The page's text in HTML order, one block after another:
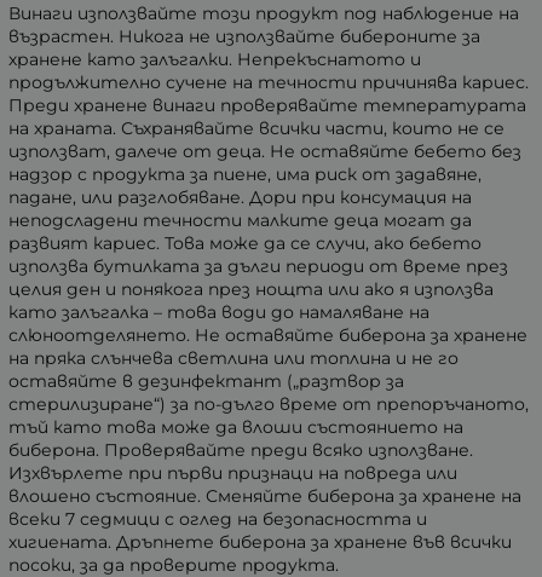
Винаги използвайте този продукт под наблюдение на
възрастен. Никога не използвайте бибероните за
хранене като залъгалки. Непрекъснатото и
продължително сучене на течности причинява кариес.
Преди хранене винаги проверявайте температурата
на храната. Съхранявайте всички части, които не се
използват, далече от деца. Не оставяйте бебето без
надзор с продукта за пиене, има риск от задавяне,
падане, или разглобяване. Дори при консумация на
неподсладени течности малките деца могат да
развият кариес. Това може да се случи, ако бебето
използва бутилката за дълги периоди от време през
целия ден и понякога през нощта или ако я използва
като залъгалка – това води до намаляване на
слюноотделянето. Не оставяйте биберона за хранене
на пряка слънчева светлина или топлина и не го
оставяйте в дезинфектант („разтвор за
стерилизиране“) за по-дълго време от препоръчаното,
тъй като това може да влоши състоянието на
биберона. Проверявайте преди всяко използване.
Изхвърлете при първи признаци на повреда или
влошено състояние. Сменяйте биберона за хранене на
всеки 7 седмици с оглед на безопасността и
хигиената. Дръпнете биберона за хранене във всички
посоки, за да проверите продукта.